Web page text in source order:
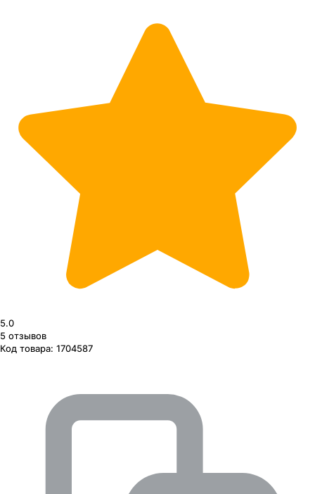
5.0
5 отзывов
Код товара: 1704587